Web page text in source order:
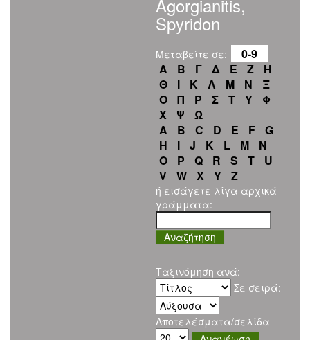
Agorgianitis,
Spyridon
Μεταβείτε σε:
0-9
Α
Β Γ Δ Ε Ζ
Η
Θ
Ι Κ Λ Μ Ν
Ξ
Ο
Π Ρ Σ Τ Υ
Φ
Χ
Ψ
Ω
A
B C D E F
G
H
I J K L M
N
O
P Q R S T
U
V
W X Y Z
ή εισάγετε λίγα αρχικά
γράμματα:
Ταξινόμηση ανά:
Σε σειρά:
Αποτελέσματα/σελίδα